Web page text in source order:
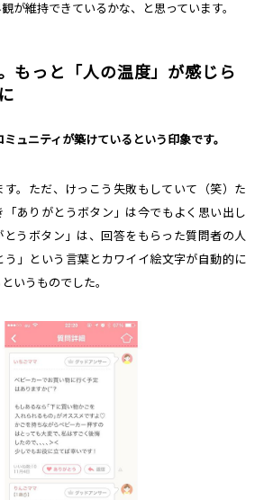
が維持できているかな、と思っています。
もっと「人の温度」が感じら
ュニティが築けているという印象です。
す。ただ、けっこう失敗もしていて（笑）た
「ありがとうボタン」は今でもよく思い出し
とうボタン」は、回答をもらった質問者の人
う」という言葉とカワイイ絵文字が自動的に
いうものでした。